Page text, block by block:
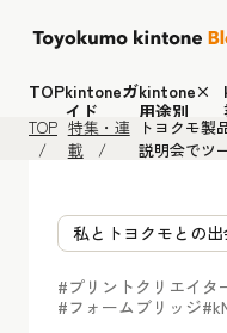
TOPkintoneガ
イド
kintone×
用途別
TOP 特集・連
載
トヨクモ製
説明会でツ
私とトヨクモとの出
#プリントクリエイタ
#フォームブリッジ